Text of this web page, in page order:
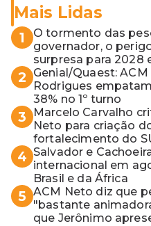
Mais Lidas
1
O tormento das
governador, o
surpresa para 2028
guerra mundial
2
Genial/Quaest:
Rodrigues
38% no 1º turno
3
Marcelo Carvalho
Neto para criação
fortalecimento do
4 Salvador e
internacional em
Brasil e da África
5 ACM Neto diz que
"bastante
que Jerônimo